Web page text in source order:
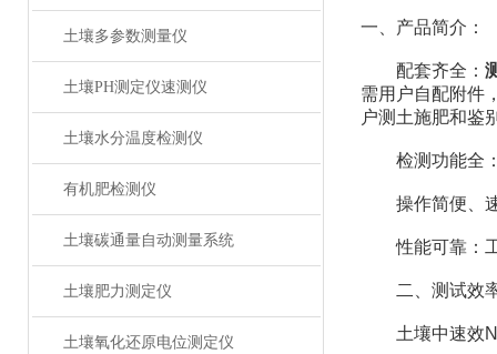
土壤多参数测量仪
土壤PH测定仪速测仪
土壤水分温度检测仪
有机肥检测仪
土壤碳通量自动测量系统
土壤肥力测定仪
土壤氧化还原电位测定仪
一、产品简介：
配套齐全：
需用户自配附件
户测土施肥和鉴
检测功能全：
操作简便、速
性能可靠：工
二、测试效
土壤中速效N